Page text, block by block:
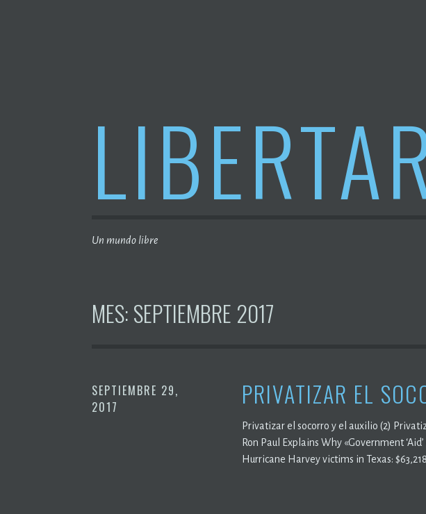
Un mundo libre
MES:SEPTIEMBRE 2017
SEPTIEMBRE 29,
2017
PRIVATIZAR EL
Privatizar el socorro y el auxilio (2)
Ron Paul Explains Why «Government
Hurricane Harvey victims in Texas: